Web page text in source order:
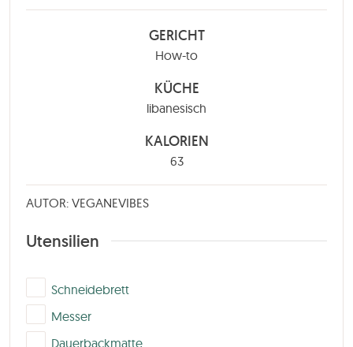
GERICHT
How-to
KÜCHE
libanesisch
KALORIEN
63
AUTOR: VEGANEVIBES
Utensilien
▢
Schneidebrett
▢Messer
▢
Dauerbackmatte